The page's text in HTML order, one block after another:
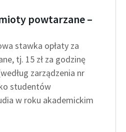
powtarzane –
stawka opłaty za
tj. 15 zł za godzinę
zarządzenia nr
studentów
w roku akademickim